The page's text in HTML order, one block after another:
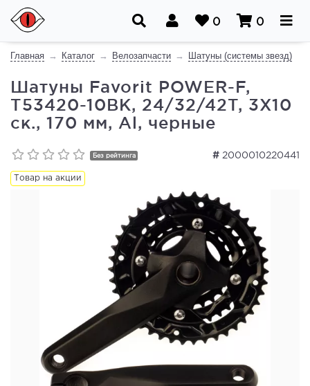
0 0
Главная Каталог Велозапчасти Шатуны (системы звезд)
Шатуны Favorit POWER-F,
T53420-10BK, 24/32/42T, 3X10
ск., 170 мм, Al, черные
# 2000010220441
Без рейтинга
Товар на акции